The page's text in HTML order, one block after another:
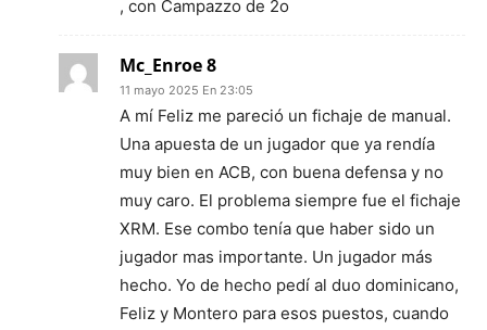
, con Campazzo de 2o
Mc_Enroe 8
11 mayo 2025 En 23:05
A mí Feliz me pareció un fichaje de manual.
Una apuesta de un jugador que ya rendía
muy bien en ACB, con buena defensa y no
muy caro. El problema siempre fue el fichaje
XRM. Ese combo tenía que haber sido un
jugador mas importante. Un jugador más
hecho. Yo de hecho pedí al duo dominicano,
Feliz y Montero para esos puestos, cuando